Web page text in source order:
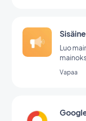
Luo
Vapaa